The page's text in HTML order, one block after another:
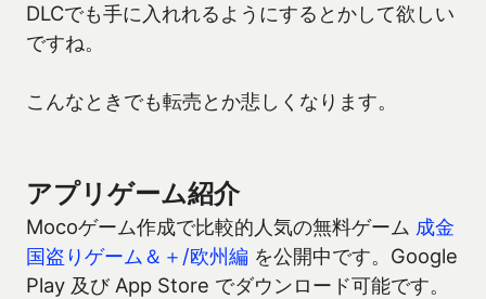
DLCでも手に入れれるようにするとかして欲しい
ですね。
こんなときでも転売とか悲しくなります。
アプリゲーム紹介
Mocoゲーム作成で比較的人気の無料ゲーム 成金
国盗りゲーム＆＋/欧州編 を公開中です。Google
Play 及び App Store でダウンロード可能です。